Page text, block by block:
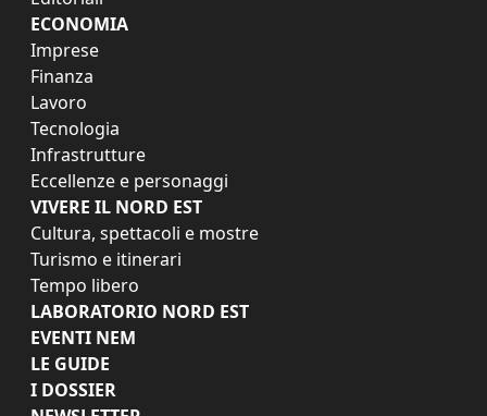
ECONOMIA
Imprese
Finanza
Lavoro
Tecnologia
Infrastrutture
Eccellenze e personaggi
VIVERE IL NORD EST
Cultura, spettacoli e mostre
Turismo e itinerari
Tempo libero
LABORATORIO NORD EST
EVENTI NEM
LE GUIDE
I DOSSIER